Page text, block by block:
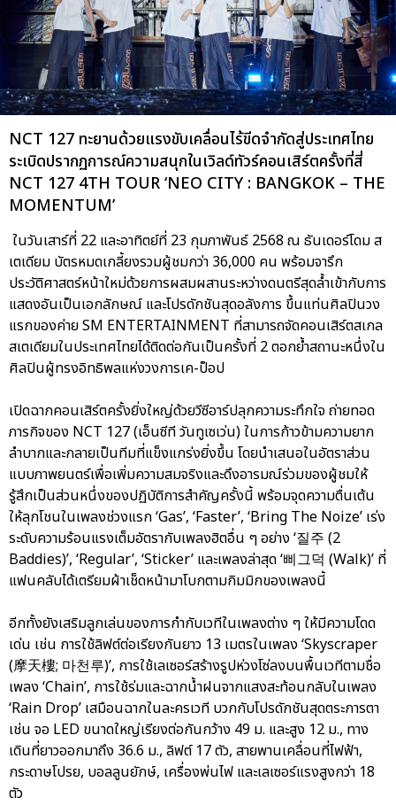
NCT 127 ทะยานด้วยแรงขับเคลื่อนไร้ขีดจำกัดสู่ประเทศไทย
ระเบิดปรากฏการณ์ความสนุกในเวิลด์ทัวร์คอนเสิร์ตครั้งที่สี่
NCT 127 4TH TOUR ‘NEO CITY : BANGKOK – THE
MOMENTUM’
ในวันเสาร์ที่ 22 และอาทิตย์ที่ 23 กุมภาพันธ์ 2568 ณ ธันเดอร์โดม ส
เตเดียม บัตรหมดเกลี้ยงรวมผู้ชมกว่า 36,000 คน พร้อมจารึก
ประวัติศาสตร์หน้าใหม่ด้วยการผสมผสานระหว่างดนตรีสุดล้ำเข้ากับการ
แสดงอันเป็นเอกลักษณ์ และโปรดักชันสุดอลังการ ขึ้นแท่นศิลปินวง
แรกของค่าย SM ENTERTAINMENT ที่สามารถจัดคอนเสิร์ตสเกล
สเตเดียมในประเทศไทยได้ติดต่อกันเป็นครั้งที่ 2 ตอกย้ำสถานะหนึ่งใน
ศิลปินผู้ทรงอิทธิพลแห่งวงการเค-ป็อป
เปิดฉากคอนเสิร์ตครั้งยิ่งใหญ่ด้วยวีซีอาร์ปลุกความระทึกใจ ถ่ายทอด
ภารกิจของ NCT 127 (เอ็นซีที วันทูเซเว่น) ในการก้าวข้ามความยาก
ลำบากและกลายเป็นทีมที่แข็งแกร่งยิ่งขึ้น โดยนำเสนอในอัตราส่วน
แบบภาพยนตร์เพื่อเพิ่มความสมจริงและดึงอารมณ์ร่วมของผู้ชมให้
รู้สึกเป็นส่วนหนึ่งของปฏิบัติการสำคัญครั้งนี้ พร้อมจุดความตื่นเต้น
ให้ลุกโชนในเพลงช่วงแรก ‘Gas’, ‘Faster’, ‘Bring The Noize’ เร่ง
ระดับความร้อนแรงเต็มอัตรากับเพลงฮิตอื่น ๆ อย่าง ‘질주 (2
Baddies)’, ‘Regular’, ‘Sticker’ และเพลงล่าสุด ‘삐그덕 (Walk)’ ที่
แฟนคลับได้เตรียมผ้าเช็ดหน้ามาโบกตามกิมมิกของเพลงนี้
อีกทั้งยังเสริมลูกเล่นของการกำกับเวทีในเพลงต่าง ๆ ให้มีความโดด
เด่น เช่น การใช้ลิฟต์ต่อเรียงกันยาว 13 เมตรในเพลง ‘Skyscraper
(摩天樓; 마천루)’, การใช้เลเซอร์สร้างรูปห่วงโซ่ลงบนพื้นเวทีตามชื่อ
เพลง ‘Chain’, การใช้ร่มและฉากน้ำฝนจากแสงสะท้อนกลับในเพลง
‘Rain Drop’ เสมือนฉากในละครเวที บวกกับโปรดักชันสุดตระการตา
เช่น จอ LED ขนาดใหญ่เรียงต่อกันกว้าง 49 ม. และสูง 12 ม., ทาง
เดินที่ยาวออกมาถึง 36.6 ม., ลิฟต์ 17 ตัว, สายพานเคลื่อนที่ไฟฟ้า,
กระดาษโปรย, บอลลูนยักษ์, เครื่องพ่นไฟ และเลเซอร์แรงสูงกว่า 18
ตัว